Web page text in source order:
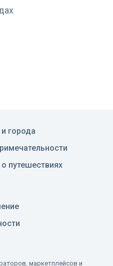
города
путешествиях
маркетплейсов и